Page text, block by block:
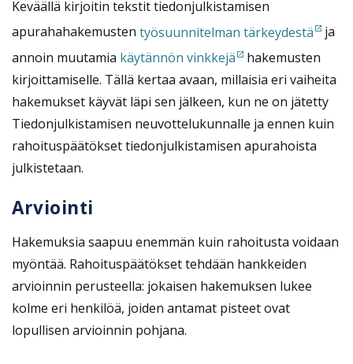
Keväällä kirjoitin tekstit tiedonjulkistamisen
apurahahakemusten työsuunnitelman tärkeydestä
ja
annoin muutamia käytännön vinkkejä
hakemusten
kirjoittamiselle. Tällä kertaa avaan, millaisia eri vaiheita
hakemukset käyvät läpi sen jälkeen, kun ne on jätetty
Tiedonjulkistamisen neuvottelukunnalle ja ennen kuin
rahoituspäätökset tiedonjulkistamisen apurahoista
julkistetaan.
Arviointi
Hakemuksia saapuu enemmän kuin rahoitusta voidaan
myöntää. Rahoituspäätökset tehdään hankkeiden
arvioinnin perusteella: jokaisen hakemuksen lukee
kolme eri henkilöä, joiden antamat pisteet ovat
lopullisen arvioinnin pohjana.